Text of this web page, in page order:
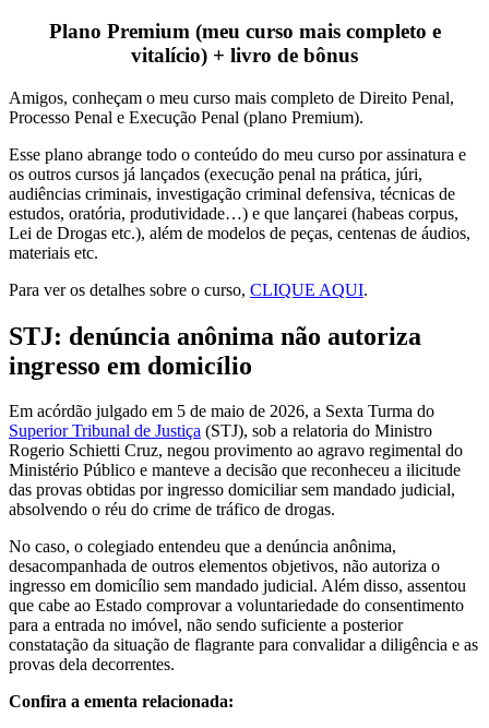
Plano Premium (meu curso mais completo e
vitalício) + livro de bônus
Amigos, conheçam o meu curso mais completo de Direito Penal,
Processo Penal e Execução Penal (plano Premium).
Esse plano abrange todo o conteúdo do meu curso por assinatura e
os outros cursos já lançados (execução penal na prática, júri,
audiências criminais, investigação criminal defensiva, técnicas de
estudos, oratória, produtividade…) e que lançarei (habeas corpus,
Lei de Drogas etc.), além de modelos de peças, centenas de áudios,
materiais etc.
Para ver os detalhes sobre o curso, CLIQUE AQUI.
STJ: denúncia anônima não autoriza
ingresso em domicílio
Em acórdão julgado em 5 de maio de 2026, a Sexta Turma do
Superior Tribunal de Justiça (STJ), sob a relatoria do Ministro
Rogerio Schietti Cruz, negou provimento ao agravo regimental do
Ministério Público e manteve a decisão que reconheceu a ilicitude
das provas obtidas por ingresso domiciliar sem mandado judicial,
absolvendo o réu do crime de tráfico de drogas.
No caso, o colegiado entendeu que a denúncia anônima,
desacompanhada de outros elementos objetivos, não autoriza o
ingresso em domicílio sem mandado judicial. Além disso, assentou
que cabe ao Estado comprovar a voluntariedade do consentimento
para a entrada no imóvel, não sendo suficiente a posterior
constatação da situação de flagrante para convalidar a diligência e as
provas dela decorrentes.
Confira a ementa relacionada: